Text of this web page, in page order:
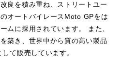
良を積み重ね、ストリートユー
オートバイレースMoto GPをは
ムに採用されています。 また、
築き、世界中から質の高い製品
て販売しています。